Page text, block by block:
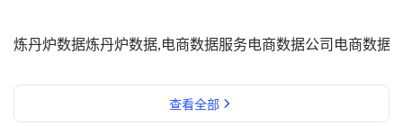
炼丹炉数据炼丹炉数据,电商数据服务电商数据公司 电商数据
查看全部